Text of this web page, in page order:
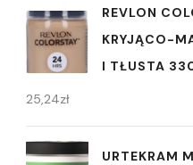
REVLON
KRYJĄCO-
I TŁUSTA
25,24zł
URTEKRAM